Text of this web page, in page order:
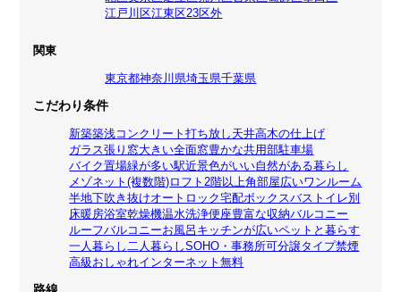
江戸川区江東区23区外
関東
東京都神奈川県埼玉県千葉県
こだわり条件
新築築浅コンクリート打ち放し 天井高木の仕上げ
ガラス張り 窓大きい全面窓豊かな共用部駐車場
バイク置場緑が多い駅近景色がいい自然がある暮らし
メゾネット(複数階)ロフト2階以上角部屋広いワンルーム
半地下吹き抜けオートロック宅配ボックスバストイレ別
床暖房浴室乾燥機温水洗浄便座豊富な収納バルコニー
ルーフバルコニーお風呂 キッチンが広いペットと暮らす
一人暮らし二人暮らしSOHO・事務所可分譲タイプ禁煙
高級 おしゃれインターネット無料